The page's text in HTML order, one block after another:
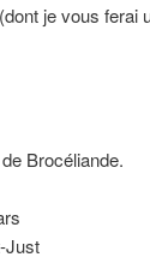
je vous ferai
Brocéliande.
Just